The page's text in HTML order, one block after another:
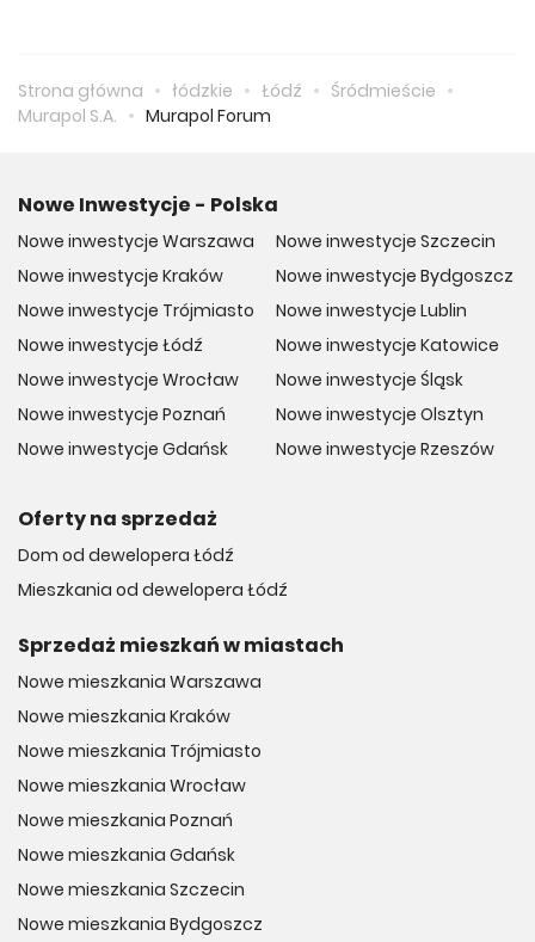
Strona główna łódzkie Łódź
Śródmieście
Murapol S.A.
Murapol Forum
Nowe Inwestycje - Polska
Nowe inwestycje Warszawa
Nowe inwestycje Kraków
Nowe inwestycje Trójmiasto
Nowe inwestycje Łódź
Nowe inwestycje Wrocław
Nowe inwestycje Poznań
Nowe inwestycje Gdańsk
Nowe inwestycje Szczecin
Nowe inwestycje Bydgoszcz
Nowe inwestycje Lublin
Nowe inwestycje Katowice
Nowe inwestycje Śląsk
Nowe inwestycje Olsztyn
Nowe inwestycje Rzeszów
Oferty na sprzedaż
Dom od dewelopera Łódź
Mieszkania od dewelopera Łódź
Sprzedaż mieszkań w miastach
Nowe mieszkania Warszawa
Nowe mieszkania Kraków
Nowe mieszkania Trójmiasto
Nowe mieszkania Wrocław
Nowe mieszkania Poznań
Nowe mieszkania Gdańsk
Nowe mieszkania Szczecin
Nowe mieszkania Bydgoszcz